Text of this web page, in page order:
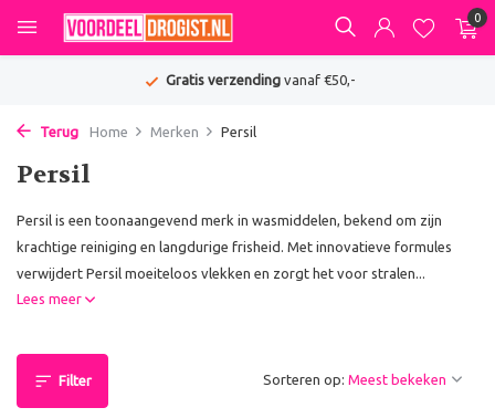
0
Gratis verzendingvanaf €50,-
Terug Home Merken Persil
Persil
Persil is een toonaangevend merk in wasmiddelen, bekend om zijn
krachtige reiniging en langdurige frisheid. Met innovatieve formules
verwijdert Persil moeiteloos vlekken en zorgt het voor stralen...
Lees meer
Filter Sorteren op: